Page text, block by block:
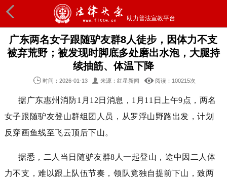
助力普法宣教平台
广东两名女子跟随驴友群8人徒步，因体力不支
被弃荒野；被发现时脚底多处磨出水泡，大腿持
续抽筋、体温下降
时间：2026-01-13 来源：红星新闻 阅读：100215次
据广东惠州消防1月12日消息，1 月 1 1 日上午9点，两名
女子跟随驴友登山群组团人员，从罗浮山野路出发，计划
反穿画鱼线至飞云顶后下山。
据悉， 二人当日随驴友群8人一起登山 ，途中因二人体
力不支，难以跟上队伍节奏，领队竟独自提前下山，致两